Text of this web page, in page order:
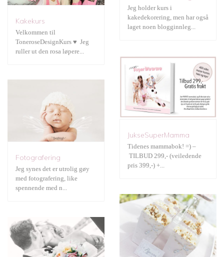
Kakekurs
Velkommen til
ToneroseDesignKurs ♥ Jeg
ruller ut den rosa løpere...
Jeg holder kurs i
kakedekorering, men har også
laget noen blogginnleg...
JukseSuperMamma
Tidenes mammabok! =) –
TILBUD 299,- (veiledende
pris 399,-) +...
Fotografering
Fotografering
Jeg synes det er utrolig gøy
med fotografering, like
spennende med n...
Gratis print